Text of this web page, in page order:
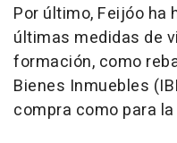
Por último, Feijóo ha
últimas medidas de
formación, como
Bienes Inmuebles
compra como para